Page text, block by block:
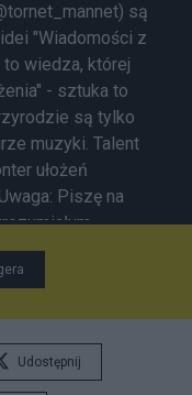
są
"Wiadomości z
wiedza, której
- sztuka to
są tylko
muzyki. Talent
ułożeń
Uwaga: Piszę na
nadążam za AI.
negatywne opinie
Udostępnij